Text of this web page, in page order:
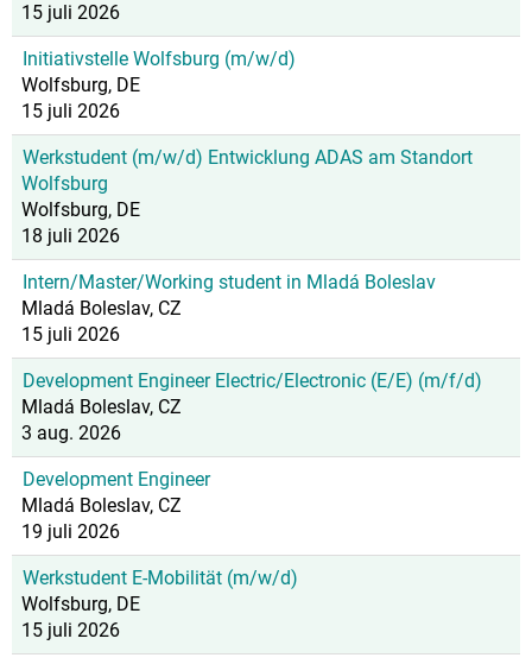
15 juli 2026
Initiativstelle Wolfsburg (m/w/d)
Wolfsburg, DE
15 juli 2026
Werkstudent (m/w/d) Entwicklung ADAS am Standort
Wolfsburg
Wolfsburg, DE
18 juli 2026
Intern/Master/Working student in Mladá Boleslav
Mladá Boleslav, CZ
15 juli 2026
Development Engineer Electric/Electronic (E/E) (m/f/d)
Mladá Boleslav, CZ
3 aug. 2026
Development Engineer
Mladá Boleslav, CZ
19 juli 2026
Werkstudent E-Mobilität (m/w/d)
Wolfsburg, DE
15 juli 2026